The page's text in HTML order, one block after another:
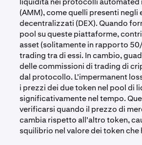
(AMM), come quelli presenti negli
decentralizzati (DEX). Quando
pool su queste piattaforme,
asset (solitamente in rapporto
trading tra di essi. In cambio,
delle commissioni di trading di
dal protocollo. L'impermanent
i prezzi dei due token nel pool di
significativamente nel tempo.
verificarsi quando il prezzo di
cambia rispetto all'altro token,
squilibrio nel valore dei token